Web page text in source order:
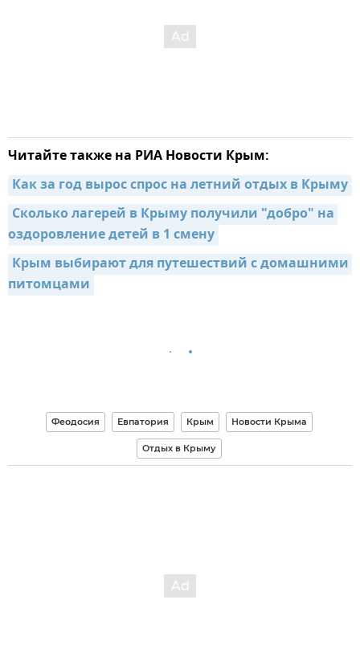
Читайте также на РИА Новости Крым:
Как за год вырос спрос на летний отдых в Крыму
Сколько лагерей в Крыму получили "добро" на
оздоровление детей в 1 смену
Крым выбирают для путешествий с домашними
питомцами
Феодосия Евпатория Крым Новости Крыма
Отдых в Крыму